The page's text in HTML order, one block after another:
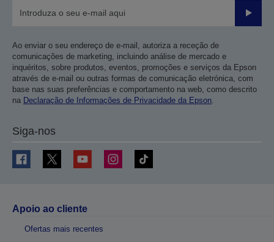
Enviar
Ao enviar o seu endereço de e-mail, autoriza a receção de
comunicações de marketing, incluindo análise de mercado e
inquéritos, sobre produtos, eventos, promoções e serviços da Epson
através de e-mail ou outras formas de comunicação eletrónica, com
base nas suas preferências e comportamento na web, como descrito
na Declaração de Informações de Privacidade da Epson.
Siga-nos
Apoio ao cliente
Ofertas mais recentes